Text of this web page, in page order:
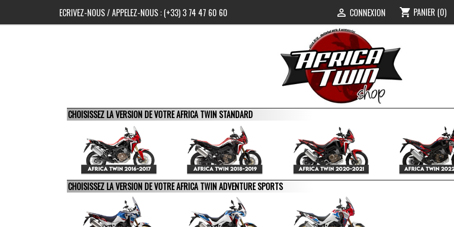
ECRIVEZ-NOUS/ APPELEZ-NOUS : (+33) 3 74 47 60 60  CONNEXION shopping_cart PANIER (0)
CHOISISSEZ LA VERSION DE VOTRE AFRICA TWIN STANDARD
CHOISISSEZ LA VERSION DE VOTRE AFRICA TWIN ADVENTURE SPORTS